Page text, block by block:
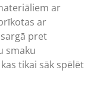
ar
ar
pret
smaku
tikai sāk spēlēt